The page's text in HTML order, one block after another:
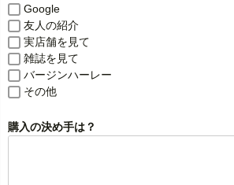
Google
友人の紹介
実店舗を見て
雑誌を見て
バージンハーレー
その他
購入の決め手は？